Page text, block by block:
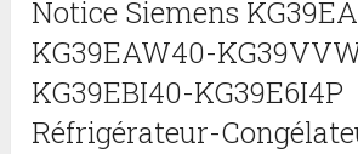
Notice Siemens
KG39EAW40-
KG39EBI40-KG39E6I4P
Réfrigérateur-